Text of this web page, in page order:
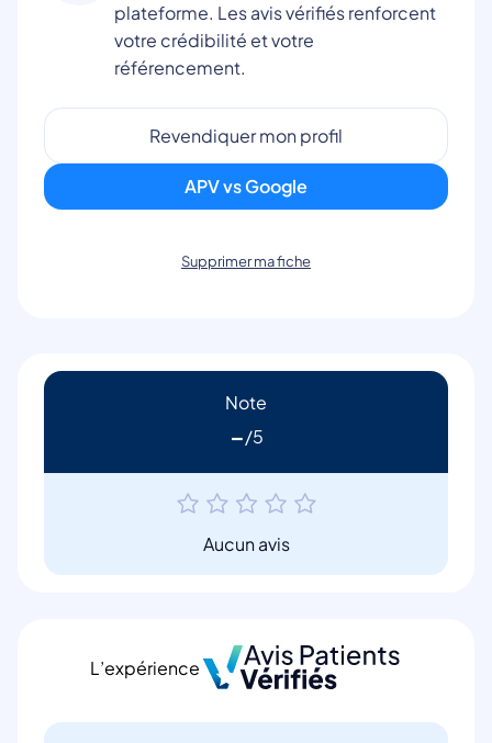
plateforme. Les avis vérifiés renforcent
votre crédibilité et votre
référencement.
Revendiquer mon profil
APV vs Google
Supprimer ma fiche
Note
-
Aucun avis
L’expérience